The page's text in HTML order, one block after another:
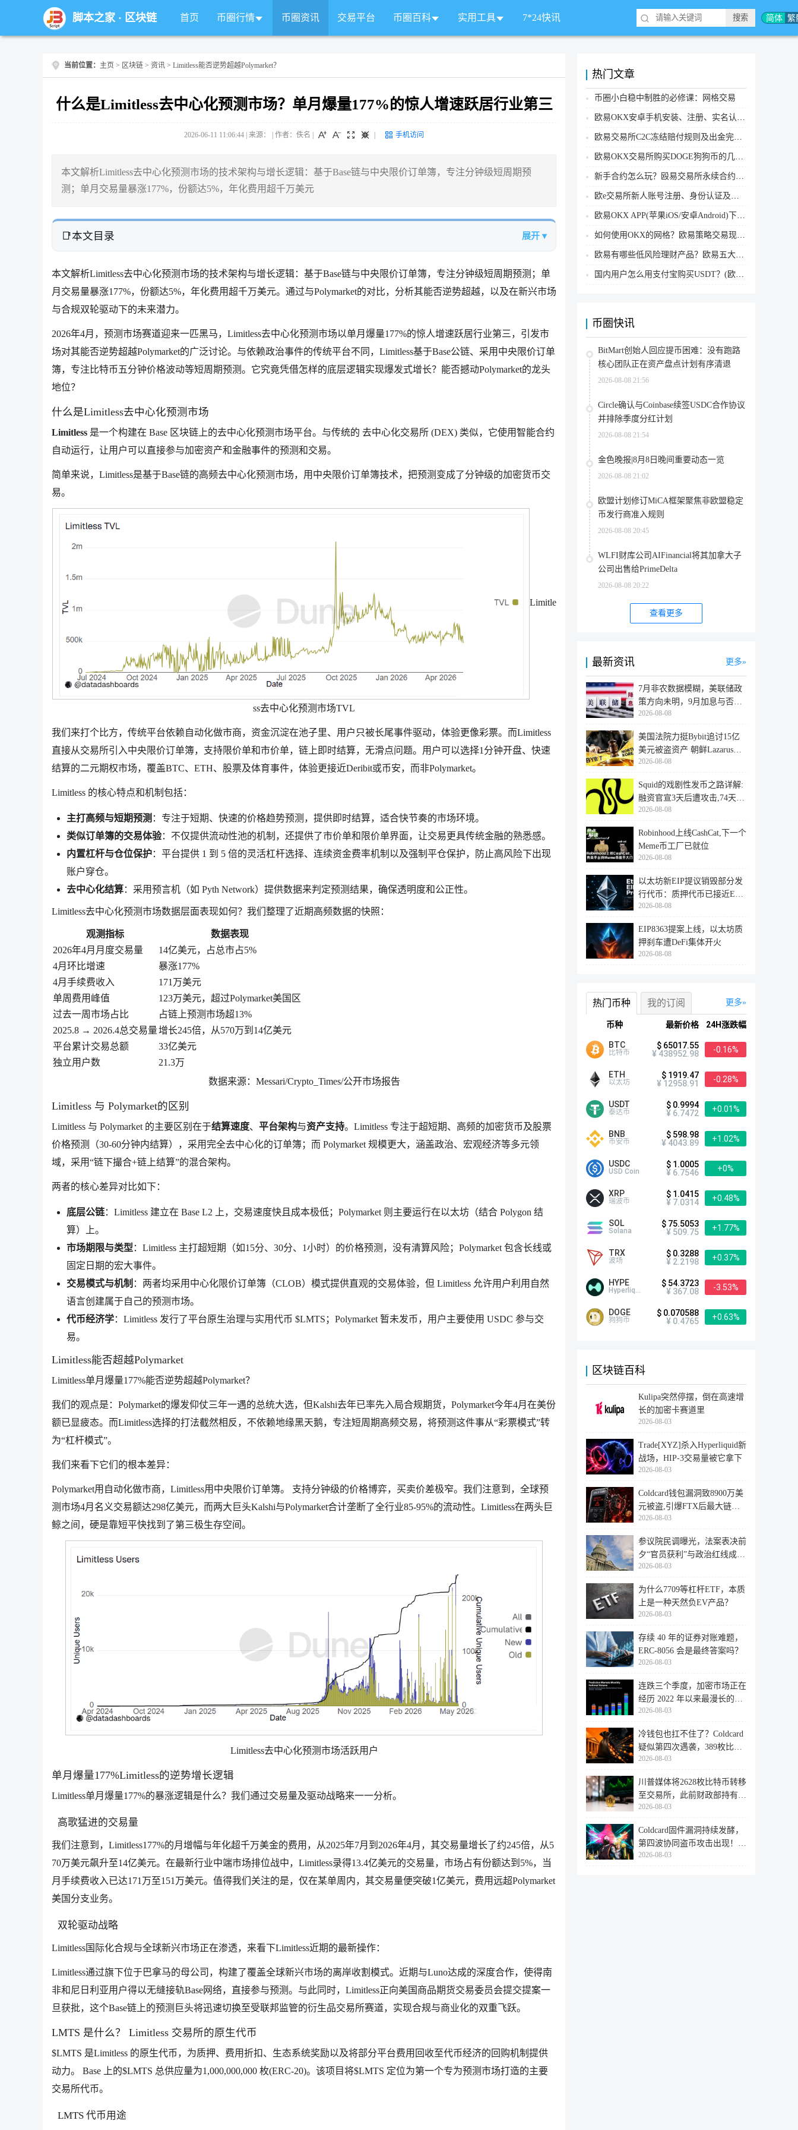
简体 繁
脚本之家· 区块链 首页 币圈行情 币圈资讯 交易平台 币圈百科 实用工具 7*24快讯
当前位置： 主页 > 区块链 > 资讯 > Limitless能否逆势超越Polymarket？
什么是Limitless去中心化预测市场？单月爆量177%的惊人增速跃居行业第三
2026-06-11 11:06:44 | 来源： | 作者：佚名 手机访问
本文解析Limitless去中心化预测市场的技术架构与增长逻辑：基于Base链与中央限价订单簿，专注分钟级短周期预
测；单月交易量暴涨177%，份额达5%，年化费用超千万美元
本文目录 展开 ▾
本文解析Limitless去中心化预测市场的技术架构与增长逻辑：基于Base链与中央限价订单簿，专注分钟级短周期预测；单
月交易量暴涨177%，份额达5%，年化费用超千万美元。通过与Polymarket的对比，分析其能否逆势超越，以及在新兴市场
与合规双轮驱动下的未来潜力。
2026年4月，预测市场赛道迎来一匹黑马，Limitless去中心化预测市场以单月爆量177%的惊人增速跃居行业第三，引发市
场对其能否逆势超越Polymarket的广泛讨论。与依赖政治事件的传统平台不同，Limitless基于Base公链、采用中央限价订单
簿，专注比特币五分钟价格波动等短周期预测。它究竟凭借怎样的底层逻辑实现爆发式增长？能否撼动Polymarket的龙头
地位？
什么是Limitless去中心化预测市场
Limitless 是一个构建在 Base 区块链上的去中心化预测市场平台。与传统的 去中心化交易所 (DEX) 类似，它使用智能合约
自动运行，让用户可以直接参与加密资产和金融事件的预测和交易。
简单来说，Limitless是基于Base链的高频去中心化预测市场，用中央限价订单簿技术，把预测变成了分钟级的加密货币交
易。
Limitle
ss去中心化预测市场TVL
我们来打个比方，传统平台依赖自动化做市商，资金沉淀在池子里、用户只被长尾事件驱动，体验更像彩票。而Limitless
直接从交易所引入中央限价订单簿，支持限价单和市价单，链上即时结算，无滑点问题。用户可以选择1分钟开盘、快速
结算的二元期权市场，覆盖BTC、ETH、股票及体育事件，体验更接近Deribit或币安，而非Polymarket。
Limitless 的核心特点和机制包括：
主打高频与短期预测 ：专注于短期、快速的价格趋势预测，提供即时结算，适合快节奏的市场环境。
类似订单簿的交易体验：不仅提供流动性池的机制，还提供了市价单和限价单界面，让交易更具传统金融的熟悉感。
内置杠杆与仓位保护：平台提供 1 到 5 倍的灵活杠杆选择、连续资金费率机制以及强制平仓保护，防止高风险下出现
账户穿仓。
去中心化结算：采用预言机（如 Pyth Network）提供数据来判定预测结果，确保透明度和公正性。
Limitless去中心化预测市场数据层面表现如何？我们整理了近期高频数据的快照：
观测指标
数据表现
2026年4月月度交易量
14亿美元，占总市占5%
4月环比增速
暴涨177%
4月手续费收入
171万美元
单周费用峰值
123万美元，超过Polymarket美国区
过去一周市场占比
占链上预测市场超13%
2025.8 → 2026.4总交易量增长245倍，从570万到14亿美元
平台累计交易总额
33亿美元
独立用户数
21.3万
数据来源：Messari/Crypto_Times/公开市场报告
Limitless 与 Polymarket的区别
Limitless 与 Polymarket 的主要区别在于结算速度、 平台架构与资产支持。Limitless 专注于超短期、高频的加密货币及股票
价格预测（30-60分钟内结算），采用完全去中心化的订单簿；而 Polymarket 规模更大，涵盖政治、宏观经济等多元领
域，采用“链下撮合+链上结算”的混合架构。
两者的核心差异对比如下：
底层公链：Limitless 建立在 Base L2 上，交易速度快且成本极低；Polymarket 则主要运行在以太坊（结合 Polygon 结
算）上。
市场期限与类型 ：Limitless 主打超短期（如15分、30分、1小时）的价格预测，没有清算风险；Polymarket 包含长线或
固定日期的宏大事件。
交易模式与机制 ：两者均采用中心化限价订单簿（CLOB）模式提供直观的交易体验，但 Limitless 允许用户利用自然
语言创建属于自己的预测市场。
代币经济学：Limitless 发行了平台原生治理与实用代币 $LMTS；Polymarket 暂未发币，用户主要使用 USDC 参与交
易。
Limitless能否超越Polymarket
Limitless单月爆量177%能否逆势超越Polymarket？
我们的观点是：Polymarket的爆发仰仗三年一遇的总统大选，但Kalshi去年已率先入局合规期货，Polymarket今年4月在美份
额已显疲态。而Limitless选择的打法截然相反，不依赖地缘黑天鹅，专注短周期高频交易，将预测这件事从“彩票模式”转
为“杠杆模式”。
我们来看下它们的根本差异：
Polymarket用自动化做市商，Limitless用中央限价订单簿。 支持分钟级的价格博弈，买卖价差极窄。我们注意到，全球预
测市场4月名义交易额达298亿美元，而两大巨头Kalshi与Polymarket合计垄断了全行业85-95%的流动性。Limitless在两头巨
鲸之间，硬是靠短平快找到了第三极生存空间。
Limitless去中心化预测市场活跃用户
单月爆量177%Limitless的逆势增长逻辑
Limitless单月爆量177%的暴涨逻辑是什么？我们通过交易量及驱动战略来一一分析。
高歌猛进的交易量
我们注意到，Limitless177%的月增幅与年化超千万美金的费用，从2025年7月到2026年4月，其交易量增长了约245倍，从5
70万美元飙升至14亿美元。在最新行业中端市场排位战中，Limitless录得13.4亿美元的交易量，市场占有份额达到5%，当
月手续费收入已达171万至151万美元。值得我们关注的是，仅在某单周内，其交易量便突破1亿美元，费用远超Polymarket
美国分支业务。
双轮驱动战略
Limitless国际化合规与全球新兴市场正在渗透，来看下Limitless近期的最新操作：
Limitless通过旗下位于巴拿马的母公司，构建了覆盖全球新兴市场的离岸收割模式。近期与Luno达成的深度合作，使得南
非和尼日利亚用户得以无缝接轨Base网络，直接参与预测。与此同时，Limitless正向美国商品期货交易委员会提交提案一
旦获批，这个Base链上的预测巨头将迅速切换至受联邦监管的衍生品交易所赛道，实现合规与商业化的双重飞跃。
LMTS 是什么？ Limitless 交易所的原生代币
$LMTS 是Limitless 的原生代币，为质押、费用折扣、生态系统奖励以及将部分平台费用回收至代币经济的回购机制提供
动力。 Base 上的$LMTS 总供应量为1,000,000,000 枚(ERC-20)。该项目将$LMTS 定位为第一个专为预测市场打造的主要
交易所代币。
LMTS 代币用途
热门文章
币圈小白稳中制胜的必修课：网格交易
欧易OKX安卓手机安装、注册、实名认证、买币转账新手实操教程
欧易交易所C2C冻结赔付规则及出金完整流程
欧易OKX交易所购买DOGE狗狗币的几个方式汇总
新手合约怎么玩？殴易交易所永续合约操作步骤教程(APP/Web端)
欧e交易所新人账号注册、身份认证及安全设置教程
欧易OKX APP(苹果iOS/安卓Android)下载图文教程
如何使用OKX的网格？欧易策略交易现货网格新手操作流程
欧易有哪些低风险理财产品？欧易五大低风险理财产品详细介绍
国内用户怎么用支付宝购买USDT？(欧易交易所为例)
币圈快讯
BitMart创始人回应提币困难：没有跑路
核心团队正在资产盘点计划有序清退
2026-08-08 21:56
Circle确认与Coinbase续签USDC合作协议
并排除季度分红计划
2026-08-08 21:54
金色晚报|8月8日晚间重要动态一览
2026-08-08 21:02
欧盟计划修订MiCA框架聚焦非欧盟稳定
币发行商准入规则
2026-08-08 20:45
WLFI财库公司AIFinancial将其加拿大子
公司出售给PrimeDelta
2026-08-08 20:22
查看更多
最新资讯 更多
7月非农数据模糊，美联储政
策方向未明，9月加息与否仍
取决于
2026-08-08
美国法院力挺Bybit追讨15亿
美元被盗资产 朝鲜Lazarus黑
客洗
2026-08-08
Squid的戏剧性发币之路详解:
融资官宣3天后遭攻击,74天后
登陆
2026-08-08
Robinhood上线CashCat,下一个
Meme币工厂已就位
2026-08-08
以太坊新EIP提议销毁部分发
行代币：质押代币已接近ETH
供应量
2026-08-08
EIP8363提案上线，以太坊质
押刹车遭DeFi集体开火
2026-08-08
更多
热门币种 我的订阅
币种 最新价格 24H涨跌幅
BTC
比特币
$ 65017.55
¥ 438952.98
-0.16%
ETH
以太坊
$ 1919.47
¥ 12958.91
-0.28%
USDT
泰达币
$ 0.9994
¥ 6.7472
+0.01%
BNB
币安币
$ 598.98
¥ 4043.89
+1.02%
USDC
USD Coin
$ 1.0005
¥ 6.7546
+0%
XRP
瑞波币
$ 1.0415
¥ 7.0314
+0.48%
SOL
Solana
$ 75.5053
¥ 509.75
+1.77%
TRX
波场
$ 0.3288
¥ 2.2198
+0.37%
HYPE
Hyperliquid
$ 54.3723
¥ 367.08
-3.53%
DOGE
狗狗币
$ 0.070588
¥ 0.4765
+0.63%
区块链百科
Kulipa突然停摆，倒在高速增
长的加密卡赛道里
2026-08-03
Trade[XYZ]杀入Hyperliquid新
战场，HIP-3交易量被它拿下
2026-08-03
Coldcard钱包漏洞致8900万美
元被盗,引爆FTX后最大链上
迁移潮
2026-08-03
参议院民调曝光，法案表决前
夕“官员获利”与政治红线成最
大
2026-08-03
为什么7709等杠杆ETF，本质
上是一种天然负EV产品？
2026-08-03
存续 40 年的证券对账难题，
ERC-8056 会是最终答案吗？
2026-08-03
连跌三个季度，加密市场正在
经历 2022 年以来最漫长的退
潮
2026-08-03
冷钱包也扛不住了？Coldcard
疑似第四次遇袭，389枚比特
币失
2026-08-03
川普媒体将2628枚比特币转移
至交易所，此前财政部持有的
比特
2026-08-03
Coldcard固件漏洞持续发酵，
第四波协同盗币攻击出现！
462个
2026-08-03